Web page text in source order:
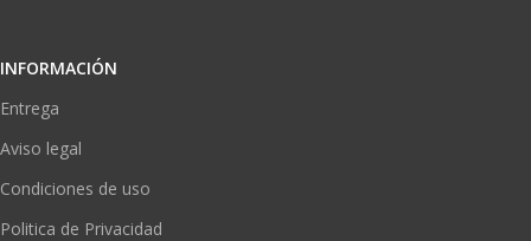
INFORMACIÓN
Entrega
Aviso legal
Condiciones de uso
Politica de Privacidad